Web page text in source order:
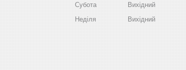
Субота
Вихідний
Неділя
Вихідний